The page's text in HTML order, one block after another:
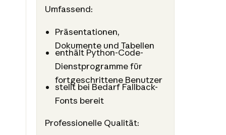
Umfassend:
Präsentationen,
Dokumente und Tabellen
enthält Python-Code-
Dienstprogramme für
fortgeschrittene Benutzer
stellt bei Bedarf Fallback-
Fonts bereit
Professionelle Qualität: